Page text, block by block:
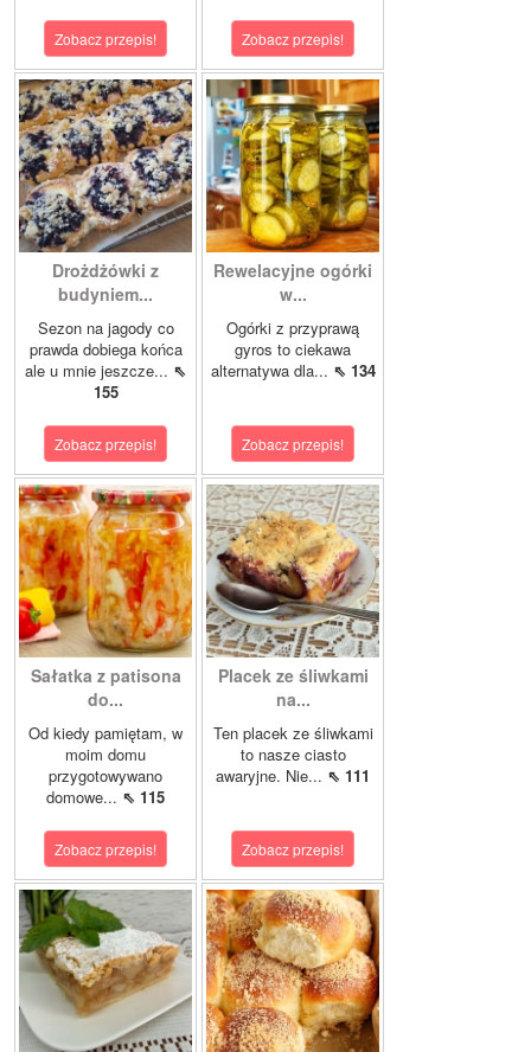
Zobacz przepis! Zobacz przepis!
Drożdżówki z
budyniem...
Sezon na jagody co
prawda dobiega końca
ale u mnie jeszcze... ⇖
155
Zobacz przepis!
Rewelacyjne ogórki
w...
Ogórki z przyprawą
gyros to ciekawa
alternatywa dla... ⇖ 134
Zobacz przepis!
Sałatka z patisona
do...
Od kiedy pamiętam, w
moim domu
przygotowywano
domowe... ⇖ 115
Zobacz przepis!
Placek ze śliwkami
na...
Ten placek ze śliwkami
to nasze ciasto
awaryjne. Nie... ⇖ 111
Zobacz przepis!